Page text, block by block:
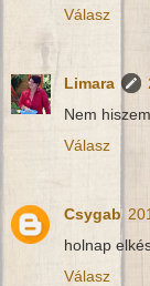
Válasz
Limara
Nem
Válasz
Csygab
holnap
Válasz